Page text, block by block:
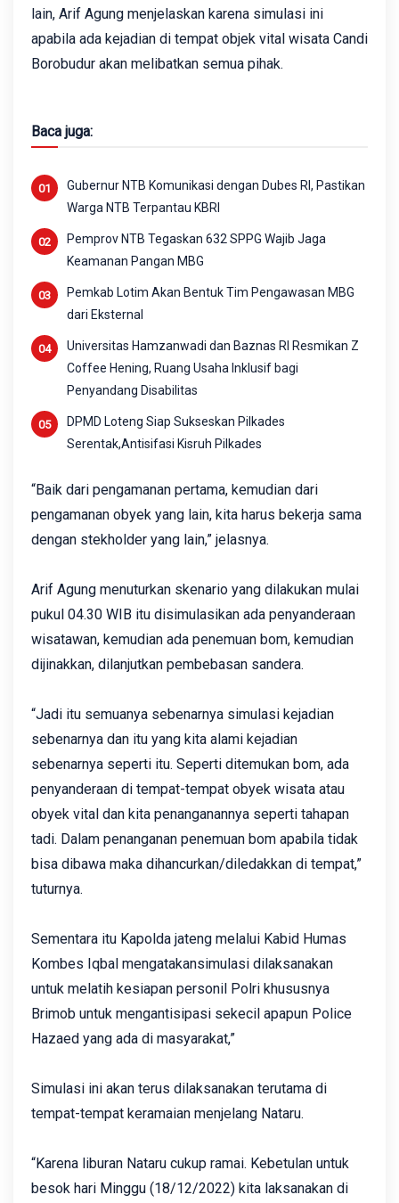
lain, Arif Agung menjelaskan karena simulasi ini
apabila ada kejadian di tempat objek vital wisata Candi
Borobudur akan melibatkan semua pihak.
Baca juga:
Gubernur NTB Komunikasi dengan Dubes RI, Pastikan
Warga NTB Terpantau KBRI
Pemprov NTB Tegaskan 632 SPPG Wajib Jaga
Keamanan Pangan MBG
Pemkab Lotim Akan Bentuk Tim Pengawasan MBG
dari Eksternal
Universitas Hamzanwadi dan Baznas RI Resmikan Z
Coffee Hening, Ruang Usaha Inklusif bagi
Penyandang Disabilitas
DPMD Loteng Siap Sukseskan Pilkades
Serentak,Antisifasi Kisruh Pilkades
“Baik dari pengamanan pertama, kemudian dari
pengamanan obyek yang lain, kita harus bekerja sama
dengan stekholder yang lain,” jelasnya.
Arif Agung menuturkan skenario yang dilakukan mulai
pukul 04.30 WIB itu disimulasikan ada penyanderaan
wisatawan, kemudian ada penemuan bom, kemudian
dijinakkan, dilanjutkan pembebasan sandera.
“Jadi itu semuanya sebenarnya simulasi kejadian
sebenarnya dan itu yang kita alami kejadian
sebenarnya seperti itu. Seperti ditemukan bom, ada
penyanderaan di tempat-tempat obyek wisata atau
obyek vital dan kita penanganannya seperti tahapan
tadi. Dalam penanganan penemuan bom apabila tidak
bisa dibawa maka dihancurkan/diledakkan di tempat,”
tuturnya.
Sementara itu Kapolda jateng melalui Kabid Humas
Kombes Iqbal mengatakansimulasi dilaksanakan
untuk melatih kesiapan personil Polri khususnya
Brimob untuk mengantisipasi sekecil apapun Police
Hazaed yang ada di masyarakat,”
Simulasi ini akan terus dilaksanakan terutama di
tempat-tempat keramaian menjelang Nataru.
“Karena liburan Nataru cukup ramai. Kebetulan untuk
besok hari Minggu (18/12/2022) kita laksanakan di